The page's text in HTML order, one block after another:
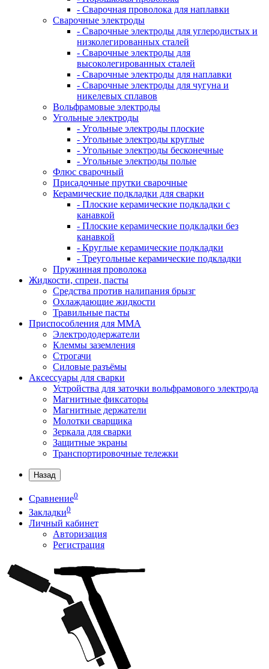
- Сварочная проволока для наплавки
Сварочные электроды
- Сварочные электроды для углеродистых и
низколегированных сталей
- Сварочные электроды для
высоколегированных сталей
- Сварочные электроды для наплавки
- Сварочные электроды для чугуна и
никелевых сплавов
Вольфрамовые электроды
Угольные электроды
- Угольные электроды плоские
- Угольные электроды круглые
- Угольные электроды бесконечные
- Угольные электроды полые
Флюс сварочный
Присадочные прутки сварочные
Керамические подкладки для сварки
- Плоские керамические подкладки с
канавкой
- Плоские керамические подкладки без
канавкой
- Круглые керамические подкладки
- Треугольные керамические подкладки
Пружинная проволока
Жидкости, спреи, пасты
Средства против налипания брызг
Охлаждающие жидкости
Травильные пасты
Приспособления для ММА
Электрододержатели
Клеммы заземления
Строгачи
Силовые разъёмы
Аксессуары для сварки
Устройства для заточки вольфрамового электрода
Магнитные фиксаторы
Магнитные держатели
Молотки сварщика
Зеркала для сварки
Защитные экраны
Транспортировочные тележки
Назад
Сравнение0
Закладки0
Личный кабинет
Авторизация
Регистрация